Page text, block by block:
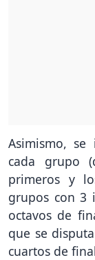
Asimismo,
cada grupo
primeros y
grupos con 3
octavos de
que se
cuartos de